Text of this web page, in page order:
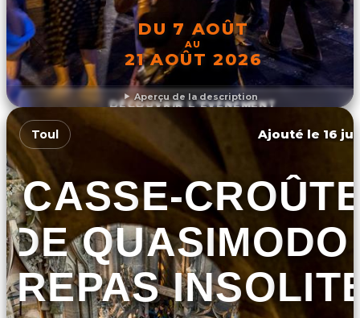
Aperçu de la description
DU 7 AOÛT
AU
21 AOÛT 2026
DÉCOUVRIR L'ÉVÉNEMENT
Toul Ajouté le 16
CASSE-
DE QUASIMODO
REPAS